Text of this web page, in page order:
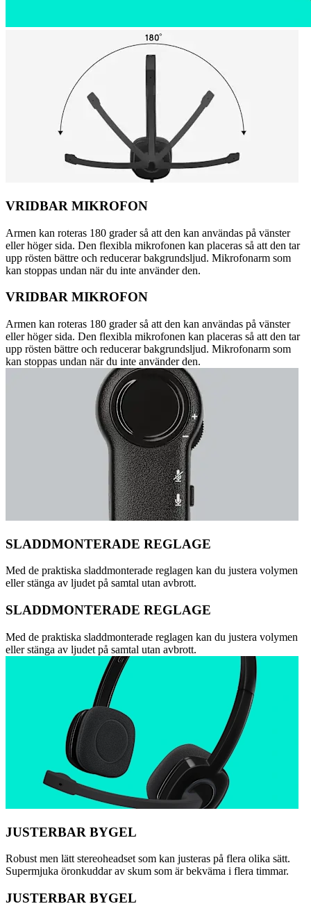
VRIDBAR MIKROFON
Armen kan roteras 180 grader så att den kan användas på vänster
eller höger sida. Den flexibla mikrofonen kan placeras så att den tar
upp rösten bättre och reducerar bakgrundsljud. Mikrofonarm som
kan stoppas undan när du inte använder den.
VRIDBAR MIKROFON
Armen kan roteras 180 grader så att den kan användas på vänster
eller höger sida. Den flexibla mikrofonen kan placeras så att den tar
upp rösten bättre och reducerar bakgrundsljud. Mikrofonarm som
kan stoppas undan när du inte använder den.
SLADDMONTERADE REGLAGE
Med de praktiska sladdmonterade reglagen kan du justera volymen
eller stänga av ljudet på samtal utan avbrott.
SLADDMONTERADE REGLAGE
Med de praktiska sladdmonterade reglagen kan du justera volymen
eller stänga av ljudet på samtal utan avbrott.
JUSTERBAR BYGEL
Robust men lätt stereoheadset som kan justeras på flera olika sätt.
Supermjuka öronkuddar av skum som är bekväma i flera timmar.
JUSTERBAR BYGEL